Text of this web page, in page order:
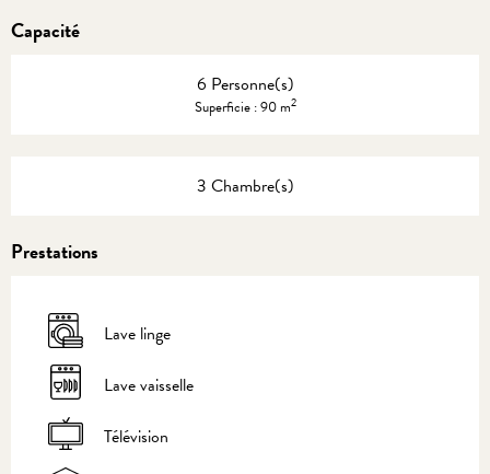
Capacité
6 Personne(s)
Superficie : 90 m2
3 Chambre(s)
Prestations
Lave linge
Lave vaisselle
Télévision